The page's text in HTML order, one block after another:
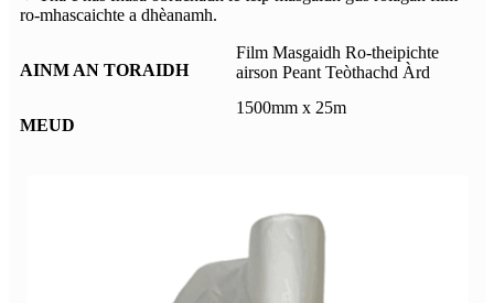
ro-mhascaichte a dhèanamh.
AINM AN TORAIDH
Film Masgaidh Ro-theipichte
airson Peant Teòthachd Àrd
MEUD
1500mm x 25m